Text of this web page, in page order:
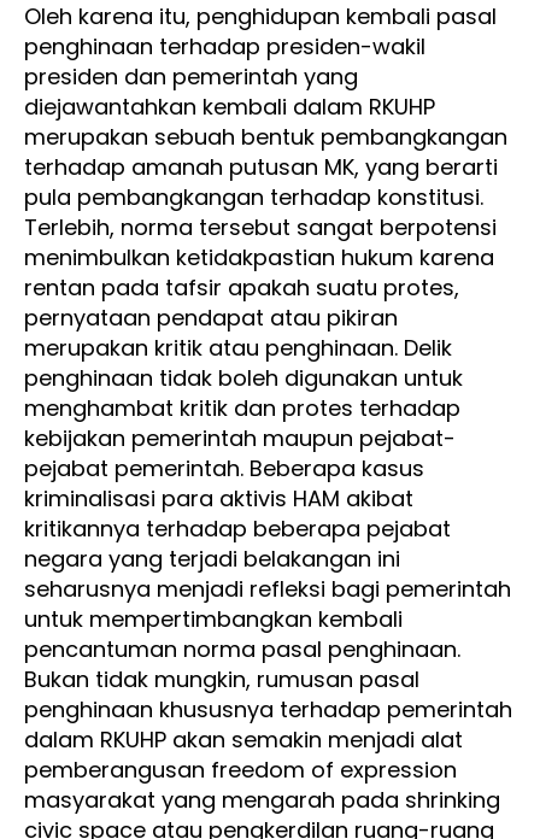
Oleh karena itu, penghidupan kembali pasal
penghinaan terhadap presiden-wakil
presiden dan pemerintah yang
diejawantahkan kembali dalam RKUHP
merupakan sebuah bentuk pembangkangan
terhadap amanah putusan MK, yang berarti
pula pembangkangan terhadap konstitusi.
Terlebih, norma tersebut sangat berpotensi
menimbulkan ketidakpastian hukum karena
rentan pada tafsir apakah suatu protes,
pernyataan pendapat atau pikiran
merupakan kritik atau penghinaan. Delik
penghinaan tidak boleh digunakan untuk
menghambat kritik dan protes terhadap
kebijakan pemerintah maupun pejabat-
pejabat pemerintah. Beberapa kasus
kriminalisasi para aktivis HAM akibat
kritikannya terhadap beberapa pejabat
negara yang terjadi belakangan ini
seharusnya menjadi refleksi bagi pemerintah
untuk mempertimbangkan kembali
pencantuman norma pasal penghinaan.
Bukan tidak mungkin, rumusan pasal
penghinaan khususnya terhadap pemerintah
dalam RKUHP akan semakin menjadi alat
pemberangusan freedom of expression
masyarakat yang mengarah pada shrinking
civic space atau pengkerdilan ruang-ruang